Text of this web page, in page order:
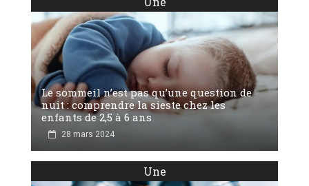
Le sommeil n’est pas qu’une question de
nuit : comprendre la sieste chez les
enfants de 2,5 à 6 ans
28 mars 2024
Une